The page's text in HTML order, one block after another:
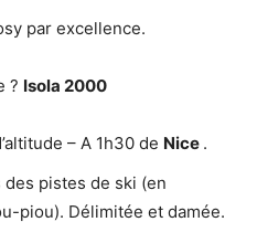
par excellence.
? Isola 2000
– A 1h30 de Nice .
des pistes de ski (en
piou). Délimitée et damée.